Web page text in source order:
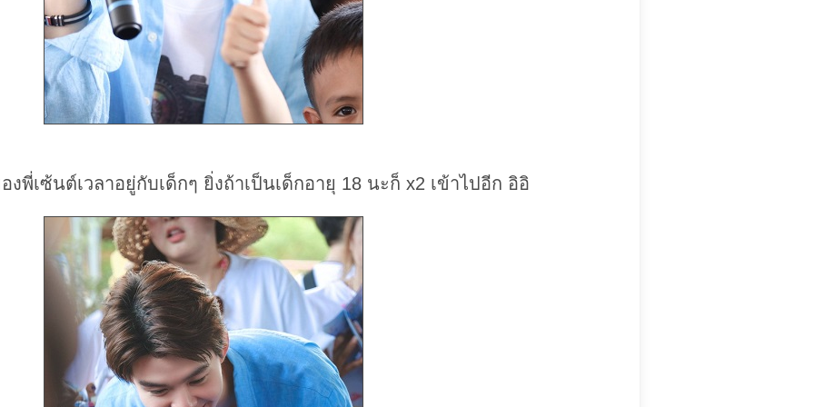
พี่เซ้นต์เวลาอยู่กับเด็กๆ ยิ่งถ้าเป็นเด็กอายุ 18 นะก็ x2 เข้าไปอีก อิอิ